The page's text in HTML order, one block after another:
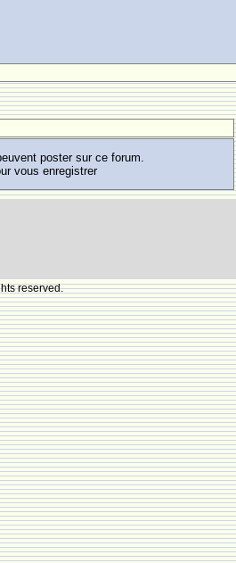
poster sur ce forum.
vous enregistrer
reserved.